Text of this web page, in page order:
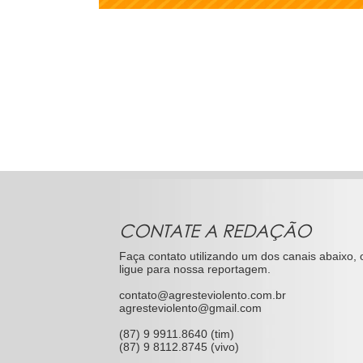
CONTATE A REDAÇÃO
Faça contato utilizando um dos canais abaixo,
ligue para nossa reportagem.
contato@agresteviolento.com.br
agresteviolento@gmail.com
(87) 9 9911.8640 (tim)
(87) 9 8112.8745 (vivo)